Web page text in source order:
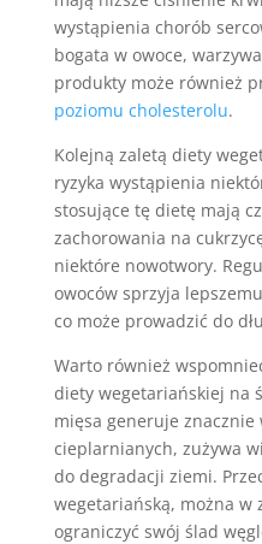
wystąpienia chorób
bogata w owoce,
produkty może również
poziomu cholesterolu.
Kolejną zaletą diety
ryzyka wystąpienia
stosujące tę dietę mają
zachorowania na
niektóre nowotwory.
owoców sprzyja
co może prowadzić do
Warto również
diety wegetariańskiej na
mięsa generuje znacznie
cieplarnianych, zużywa
do degradacji ziemi.
wegetariańską, można w
ograniczyć swój ślad